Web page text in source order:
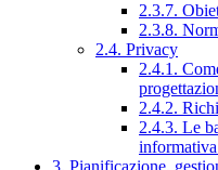
2.3.7.
2.3.8.
2.4. Privacy
2.4.1.
2.4.2.
2.4.3. Le
3. Pianificazione,